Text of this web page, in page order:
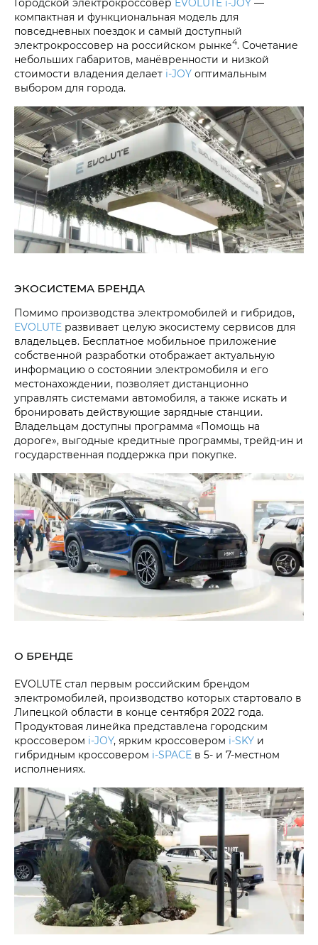
компактная и функциональная модель для
повседневных поездок и самый доступный
электрокроссовер на российском рынке4. Сочетание
небольших габаритов, манёвренности и низкой
стоимости владения делает i‑JOY оптимальным
выбором для города.
ЭКОСИСТЕМА БРЕНДА
Помимо производства электромобилей и гибридов,
EVOLUTE развивает целую экосистему сервисов для
владельцев. Бесплатное мобильное приложение
собственной разработки отображает актуальную
информацию о состоянии электромобиля и его
местонахождении, позволяет дистанционно
управлять системами автомобиля, а также искать и
бронировать действующие зарядные станции.
Владельцам доступны программа «Помощь на
дороге», выгодные кредитные программы, трейд-ин и
государственная поддержка при покупке.
О БРЕНДЕ
EVOLUTE стал первым российским брендом
электромобилей, производство которых стартовало в
Липецкой области в конце сентября 2022 года.
Продуктовая линейка представлена городским
кроссовером i‑JOY, ярким кроссовером i‑SKY и
гибридным кроссовером i‑SPACE в 5- и 7-местном
исполнениях.